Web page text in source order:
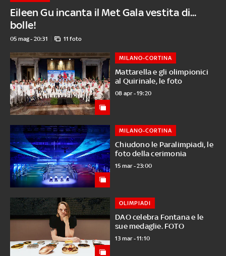
Eileen Gu incanta il Met Gala vestita di...
bolle!
05 mag - 20:31 11 foto
Mattarella e gli olimpionici
al Quirinale, le foto
MILANO-CORTINA
08 apr - 19:20
Chiudono le Paralimpiadi, le
foto della cerimonia
MILANO-CORTINA
15 mar - 23:00
DAO celebra Fontana e le
sue medaglie. FOTO
OLIMPIADI
13 mar - 11:10